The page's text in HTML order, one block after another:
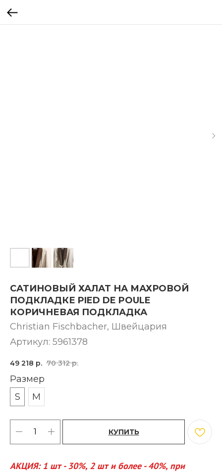
САТИНОВЫЙ ХАЛАТ НА МАХРОВОЙ
ПОДКЛАДКЕ PIED DE POULE
КОРИЧНЕВАЯ ПОДКЛАДКА
Christian Fischbacher, Швейцария
Артикул: 5961378
49 218 р. 70 312 р.
Размер
S
M
КУПИТЬ
АКЦИЯ: 1 шт - 30%, 2 шт и более - 40%, при